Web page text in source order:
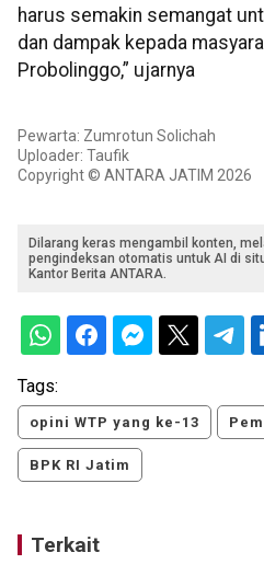
harus semakin semangat
dan dampak kepada
Probolinggo,” ujarnya
Pewarta: Zumrotun Solichah
Uploader: Taufik
Copyright © ANTARA JATIM 2026
Dilarang keras mengambil konten,
pengindeksan otomatis untuk AI di
Kantor Berita ANTARA.
Tags:
opini WTP yang ke-13
BPK RI Jatim
Terkait